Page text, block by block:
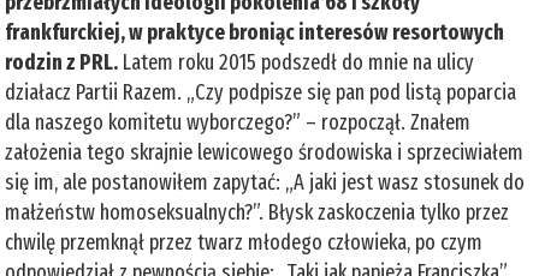
frankfurckiej, w praktyce broniąc interesów resortowych
rodzin z PRL. Latem roku 2015 podszedł do mnie na ulicy
działacz Partii Razem. „Czy podpisze się pan pod listą poparcia
dla naszego komitetu wyborczego?” – rozpoczął. Znałem
założenia tego skrajnie lewicowego środowiska i sprzeciwiałem
się im, ale postanowiłem zapytać: „A jaki jest wasz stosunek do
małżeństw homoseksualnych?”. Błysk zaskoczenia tylko przez
chwilę przemknął przez twarz młodego człowieka, po czym